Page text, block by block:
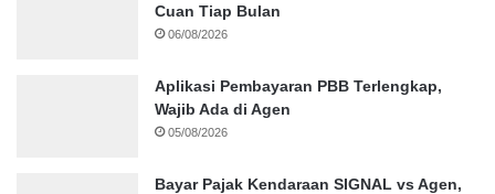
Cuan Tiap Bulan
06/08/2026
Aplikasi Pembayaran PBB Terlengkap,
Wajib Ada di Agen
05/08/2026
Bayar Pajak Kendaraan SIGNAL vs Agen,